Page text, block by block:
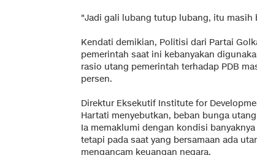
"Jadi gali lubang tutup lubang, itu masih
Kendati demikian, Politisi dari Partai
pemerintah saat ini kebanyakan
rasio utang pemerintah terhadap PDB
persen.
Direktur Eksekutif Institute for
Hartati menyebutkan, beban bunga
Ia memaklumi dengan kondisi
tetapi pada saat yang bersamaan ada
mengancam keuangan negara.